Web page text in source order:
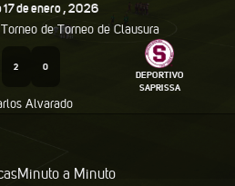
17DeEnero,2026
deTorneo de Clausura
2 0
DEPORTIVO
SAPRISSA
Alvarado
Minuto a Minuto